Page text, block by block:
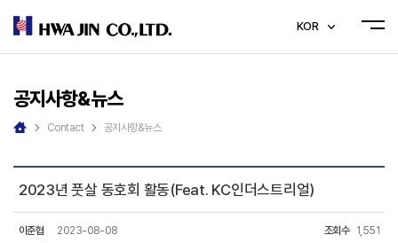
KOR
공지사항&뉴스
Contact 공지사항&뉴스
2023년 풋살 동호회 활동(Feat. KC인더스트리얼)
이준협 2023-08-08 조회수 1,551